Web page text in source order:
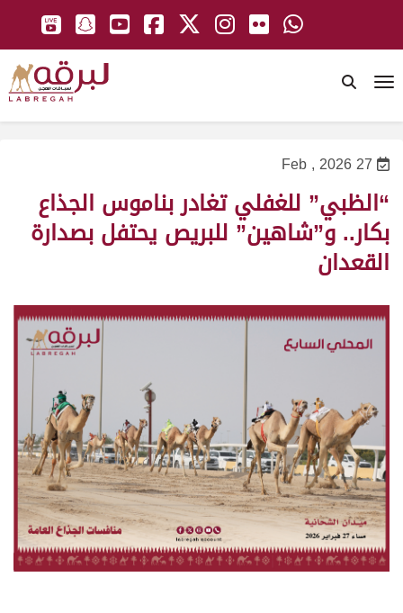
27 Feb , 2026
“الظبي” للغفلي تغادر بناموس الجذاع
بكار.. و”شاهين” للبريص يحتفل بصدارة
القعدان